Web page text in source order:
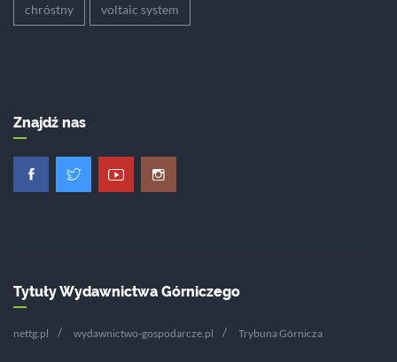
chróstny voltaic system
Znajdź nas
Tytuły Wydawnictwa Górniczego
nettg.pl wydawnictwo-gospodarcze.pl Trybuna Górnicza